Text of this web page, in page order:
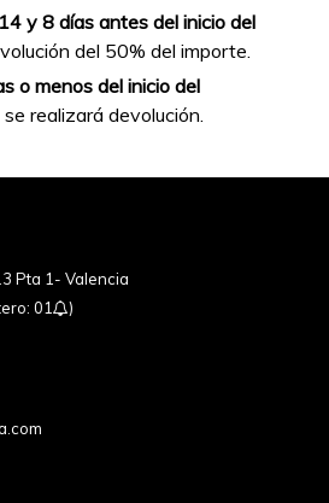
y 8 días antes del inicio del
del 50% del importe.
o menos del inicio del
se realizará devolución.
Pta 1- Valencia
01 )